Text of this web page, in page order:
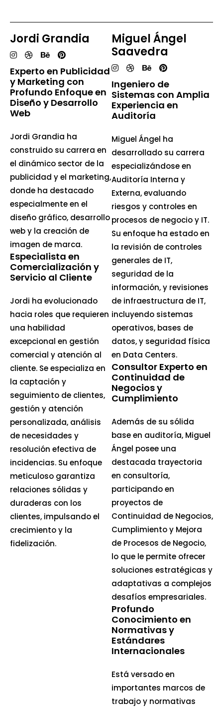
Jordi Grandia
Experto en Publicidad
y Marketing con
Profundo Enfoque en
Diseño y Desarrollo
Web
Jordi Grandia ha
construido su carrera en
el dinámico sector de la
publicidad y el marketing,
donde ha destacado
especialmente en el
diseño gráfico, desarrollo
web y la creación de
imagen de marca.
Especialista en
Comercialización y
Servicio al Cliente
Jordi ha evolucionado
hacia roles que requieren
una habilidad
excepcional en gestión
comercial y atención al
cliente. Se especializa en
la captación y
seguimiento de clientes,
gestión y atención
personalizada, análisis
de necesidades y
resolución efectiva de
incidencias. Su enfoque
meticuloso garantiza
relaciones sólidas y
duraderas con los
clientes, impulsando el
crecimiento y la
fidelización.
Miguel Ángel
Saavedra
Ingeniero de
Sistemas con Amplia
Experiencia en
Auditoría
Miguel Ángel ha
desarrollado su carrera
especializándose en
Auditoría Interna y
Externa, evaluando
riesgos y controles en
procesos de negocio y IT.
Su enfoque ha estado en
la revisión de controles
generales de IT,
seguridad de la
información, y revisiones
de infraestructura de IT,
incluyendo sistemas
operativos, bases de
datos, y seguridad física
en Data Centers.
Consultor Experto en
Continuidad de
Negocios y
Cumplimiento
Además de su sólida
base en auditoría, Miguel
Ángel posee una
destacada trayectoria
en consultoría,
participando en
proyectos de
Continuidad de Negocios,
Cumplimiento y Mejora
de Procesos de Negocio,
lo que le permite ofrecer
soluciones estratégicas y
adaptativas a complejos
desafíos empresariales.
Profundo
Conocimiento en
Normativas y
Estándares
Internacionales
Está versado en
importantes marcos de
trabajo y normativas